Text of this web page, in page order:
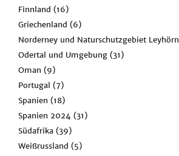
Finnland (16)
Griechenland (6)
Norderney und Naturschutzgebiet Leyhörn
Odertal und Umgebung (31)
Oman (9)
Portugal (7)
Spanien (18)
Spanien 2024 (31)
Südafrika (39)
Weißrussland (5)